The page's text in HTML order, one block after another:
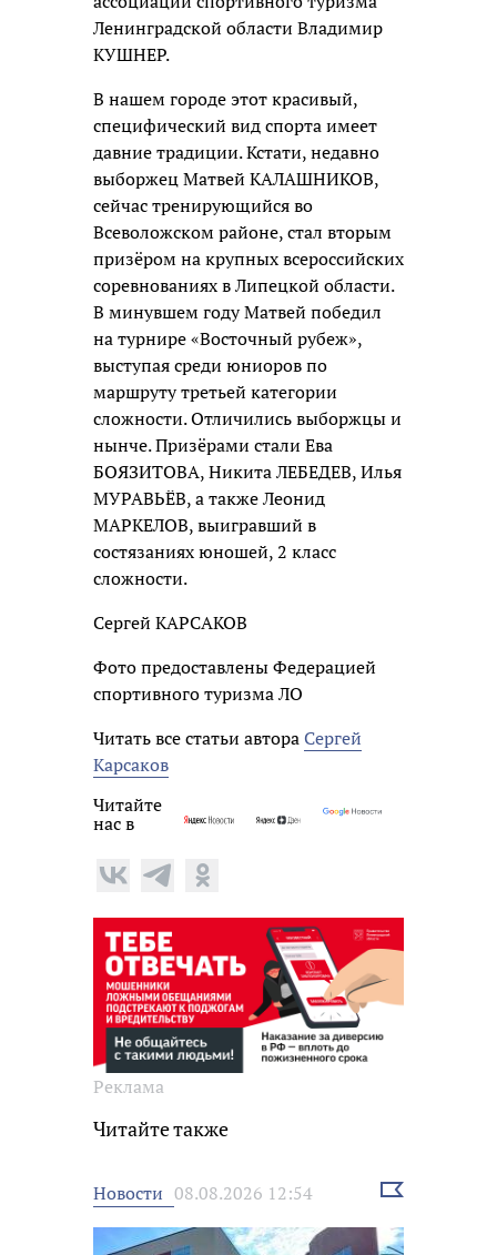
Ленинградской области Владимир
КУШНЕР.
В нашем городе этот красивый,
специфический вид спорта имеет
давние традиции. Кстати, недавно
выборжец Матвей КАЛАШНИКОВ,
сейчас тренирующийся во
Всеволожском районе, стал вторым
призёром на крупных всероссийских
соревнованиях в Липецкой области.
В минувшем году Матвей победил
на турнире «Восточный рубеж»,
выступая среди юниоров по
маршруту третьей категории
сложности. Отличились выборжцы и
нынче. Призёрами стали Ева
БОЯЗИТОВА, Никита ЛЕБЕДЕВ, Илья
МУРАВЬЁВ, а также Леонид
МАРКЕЛОВ, выигравший в
состязаниях юношей, 2 класс
сложности.
Сергей КАРСАКОВ
Фото предоставлены Федерацией
спортивного туризма ЛО
Читать все статьи автораСергей
Карсаков
Читайте
нас в
Реклама
Читайте также
Новости 08.08.2026 12:54
Выбрать